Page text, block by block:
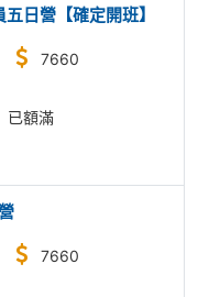
日營【確定開班】
7660
已額滿
7660